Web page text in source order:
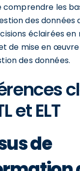
comprendre les
des données
éclairées
de mise en
des données.
et ELT
de